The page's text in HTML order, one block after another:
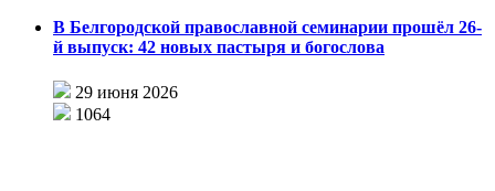
В Белгородской православной семинарии прошёл 26-
й выпуск: 42 новых пастыря и богослова
29 июня 2026
1064